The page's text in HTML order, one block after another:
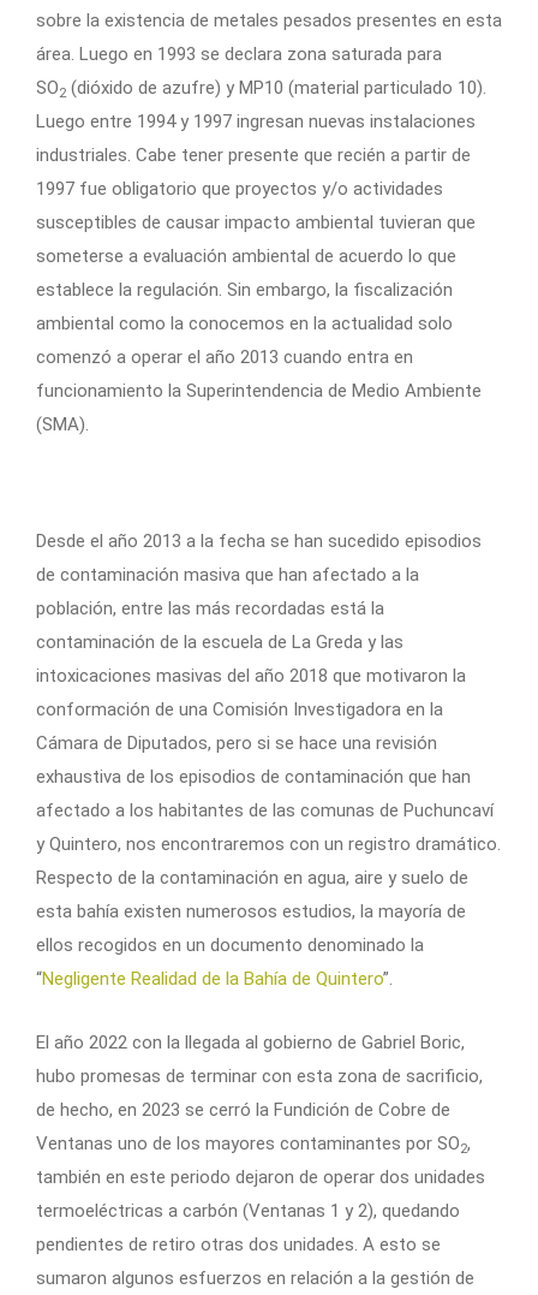
sobre la existencia de metales pesados presentes en esta
área. Luego en 1993 se declara zona saturada para
SO2 (dióxido de azufre) y MP10 (material particulado 10).
Luego entre 1994 y 1997 ingresan nuevas instalaciones
industriales. Cabe tener presente que recién a partir de
1997 fue obligatorio que proyectos y/o actividades
susceptibles de causar impacto ambiental tuvieran que
someterse a evaluación ambiental de acuerdo lo que
establece la regulación. Sin embargo, la fiscalización
ambiental como la conocemos en la actualidad solo
comenzó a operar el año 2013 cuando entra en
funcionamiento la Superintendencia de Medio Ambiente
(SMA).
Desde el año 2013 a la fecha se han sucedido episodios
de contaminación masiva que han afectado a la
población, entre las más recordadas está la
contaminación de la escuela de La Greda y las
intoxicaciones masivas del año 2018 que motivaron la
conformación de una Comisión Investigadora en la
Cámara de Diputados, pero si se hace una revisión
exhaustiva de los episodios de contaminación que han
afectado a los habitantes de las comunas de Puchuncaví
y Quintero, nos encontraremos con un registro dramático.
Respecto de la contaminación en agua, aire y suelo de
esta bahía existen numerosos estudios, la mayoría de
ellos recogidos en un documento denominado la
“Negligente Realidad de la Bahía de Quintero”.
El año 2022 con la llegada al gobierno de Gabriel Boric,
hubo promesas de terminar con esta zona de sacrificio,
de hecho, en 2023 se cerró la Fundición de Cobre de
Ventanas uno de los mayores contaminantes por SO2,
también en este periodo dejaron de operar dos unidades
termoeléctricas a carbón (Ventanas 1 y 2), quedando
pendientes de retiro otras dos unidades. A esto se
sumaron algunos esfuerzos en relación a la gestión de